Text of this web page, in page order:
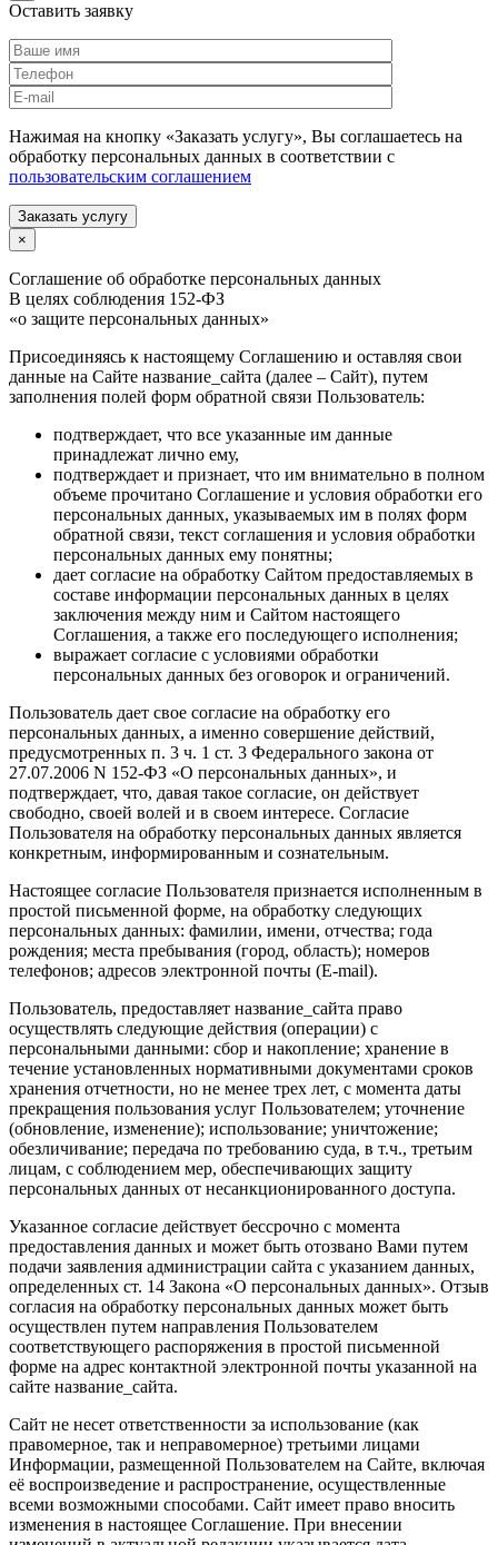
Оставить заявку
Нажимая на кнопку «Заказать услугу», Вы соглашаетесь на
обработку персональных данных в соответствии с
пользовательским соглашением
Заказать услугу
×
Соглашение об обработке персональных данных
В целях соблюдения 152-ФЗ
«о защите персональных данных»
Присоединяясь к настоящему Соглашению и оставляя свои
данные на Сайте название_сайта (далее – Сайт), путем
заполнения полей форм обратной связи Пользователь:
подтверждает, что все указанные им данные
принадлежат лично ему,
подтверждает и признает, что им внимательно в полном
объеме прочитано Соглашение и условия обработки его
персональных данных, указываемых им в полях форм
обратной связи, текст соглашения и условия обработки
персональных данных ему понятны;
дает согласие на обработку Сайтом предоставляемых в
составе информации персональных данных в целях
заключения между ним и Сайтом настоящего
Соглашения, а также его последующего исполнения;
выражает согласие с условиями обработки
персональных данных без оговорок и ограничений.
Пользователь дает свое согласие на обработку его
персональных данных, а именно совершение действий,
предусмотренных п. 3 ч. 1 ст. 3 Федерального закона от
27.07.2006 N 152-ФЗ «О персональных данных», и
подтверждает, что, давая такое согласие, он действует
свободно, своей волей и в своем интересе. Согласие
Пользователя на обработку персональных данных является
конкретным, информированным и сознательным.
Настоящее согласие Пользователя признается исполненным в
простой письменной форме, на обработку следующих
персональных данных: фамилии, имени, отчества; года
рождения; места пребывания (город, область); номеров
телефонов; адресов электронной почты (E-mail).
Пользователь, предоставляет название_сайта право
осуществлять следующие действия (операции) с
персональными данными: сбор и накопление; хранение в
течение установленных нормативными документами сроков
хранения отчетности, но не менее трех лет, с момента даты
прекращения пользования услуг Пользователем; уточнение
(обновление, изменение); использование; уничтожение;
обезличивание; передача по требованию суда, в т.ч., третьим
лицам, с соблюдением мер, обеспечивающих защиту
персональных данных от несанкционированного доступа.
Указанное согласие действует бессрочно с момента
предоставления данных и может быть отозвано Вами путем
подачи заявления администрации сайта с указанием данных,
определенных ст. 14 Закона «О персональных данных». Отзыв
согласия на обработку персональных данных может быть
осуществлен путем направления Пользователем
соответствующего распоряжения в простой письменной
форме на адрес контактной электронной почты указанной на
сайте название_сайта.
Сайт не несет ответственности за использование (как
правомерное, так и неправомерное) третьими лицами
Информации, размещенной Пользователем на Сайте, включая
её воспроизведение и распространение, осуществленные
всеми возможными способами. Сайт имеет право вносить
изменения в настоящее Соглашение. При внесении